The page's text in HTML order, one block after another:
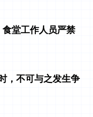
堂工作人员严禁
，不可与之发生争